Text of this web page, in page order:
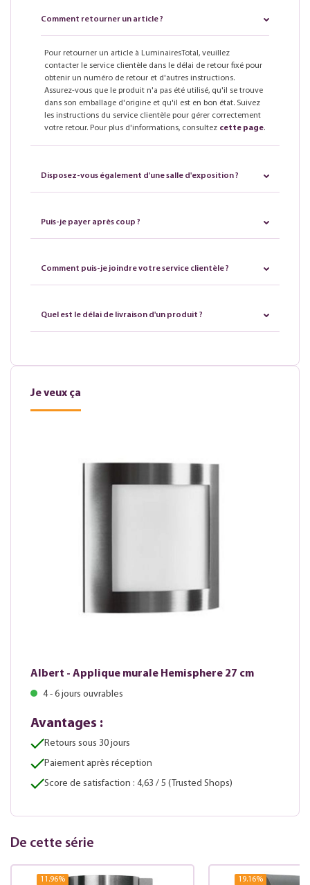
Comment retourner un article ?
Pour retourner un article à LuminairesTotal, veuillez
contacter le service clientèle dans le délai de retour fixé pour
obtenir un numéro de retour et d'autres instructions.
Assurez-vous que le produit n'a pas été utilisé, qu'il se trouve
dans son emballage d'origine et qu'il est en bon état. Suivez
les instructions du service clientèle pour gérer correctement
votre retour. Pour plus d'informations, consultez cette page.
Disposez-vous également d'une salle d'exposition ?
Puis-je payer après coup ?
Comment puis-je joindre votre service clientèle ?
Quel est le délai de livraison d'un produit ?
Je veux ça
Albert - Applique murale Hemisphere 27 cm
4 - 6 jours ouvrables
Avantages :
Retours sous 30 jours
Paiement après réception
Score de satisfaction : 4,63 / 5 (Trusted Shops)
De cette série
11.96% 19.16%